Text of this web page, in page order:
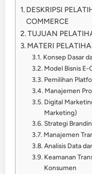
DESKRIPSI
COMMERCE
TUJUAN
MATERI
Konsep Dasar
Model Bisnis E-
Pemilihan
Manajemen
Digital
Marketing)
Strategi
Manajemen
Analisis Data
Keamanan
Konsumen